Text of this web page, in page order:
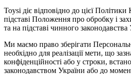
Toysi діє відповідно до цієї Політики
підставі Положення про обробку і
та на підставі чинного законодавства
Ми маємо право зберігати
необхідно для реалізації мети, що
конфіденційності або у строки,
законодавством України або до